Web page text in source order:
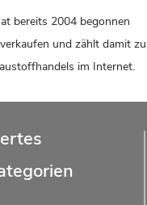
bereits 2004 begonnen
und zählt damit zu
im Internet.